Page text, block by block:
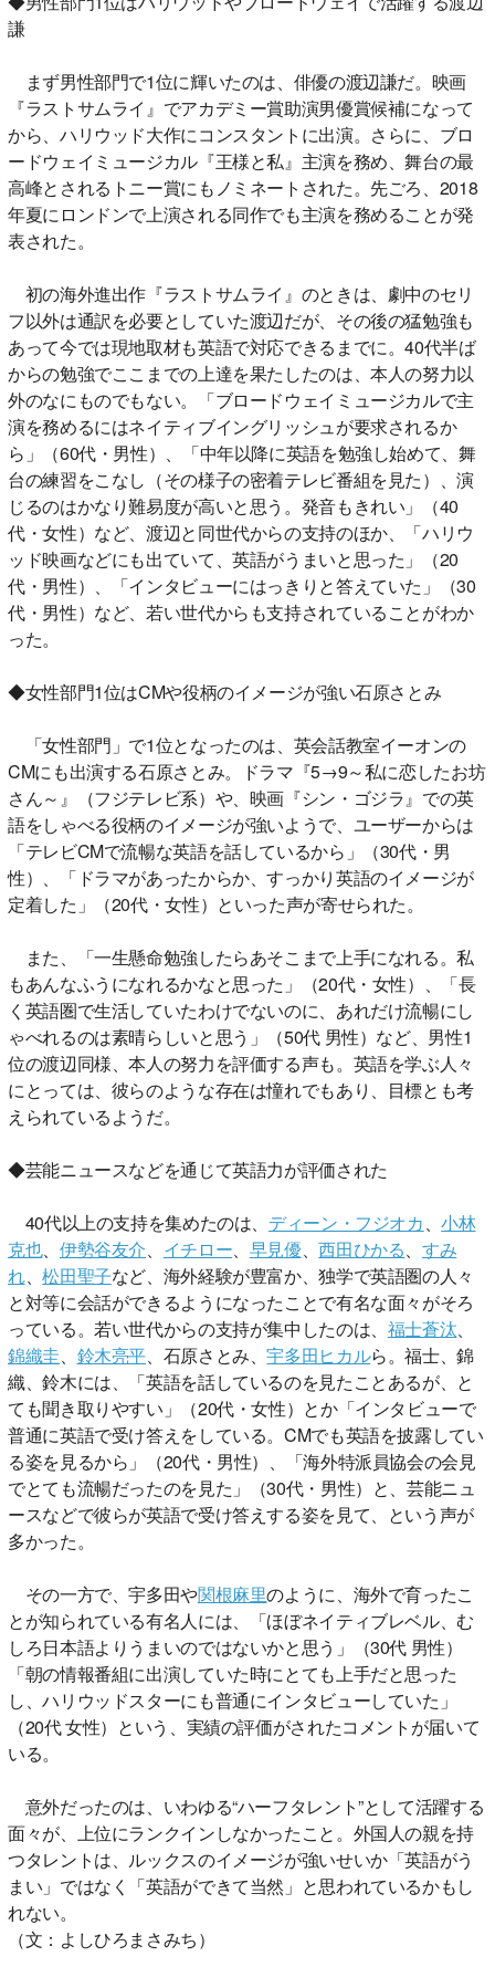
謙
まず男性部門で1位に輝いたのは、俳優の渡辺謙だ。映画
『ラストサムライ』でアカデミー賞助演男優賞候補になって
から、ハリウッド大作にコンスタントに出演。さらに、ブロ
ードウェイミュージカル『王様と私』主演を務め、舞台の最
高峰とされるトニー賞にもノミネートされた。先ごろ、2018
年夏にロンドンで上演される同作でも主演を務めることが発
表された。
初の海外進出作『ラストサムライ』のときは、劇中のセリ
フ以外は通訳を必要としていた渡辺だが、その後の猛勉強も
あって今では現地取材も英語で対応できるまでに。40代半ば
からの勉強でここまでの上達を果たしたのは、本人の努力以
外のなにものでもない。「ブロードウェイミュージカルで主
演を務めるにはネイティブイングリッシュが要求されるか
ら」（60代・男性）、「中年以降に英語を勉強し始めて、舞
台の練習をこなし（その様子の密着テレビ番組を見た）、演
じるのはかなり難易度が高いと思う。発音もきれい」（40
代・女性）など、渡辺と同世代からの支持のほか、「ハリウ
ッド映画などにも出ていて、英語がうまいと思った」（20
代・男性）、「インタビューにはっきりと答えていた」（30
代・男性）など、若い世代からも支持されていることがわか
った。
◆女性部門1位はCMや役柄のイメージが強い石原さとみ
「女性部門」で1位となったのは、英会話教室イーオンの
CMにも出演する石原さとみ。ドラマ『5→9～私に恋したお坊
さん～』（フジテレビ系）や、映画『シン・ゴジラ』での英
語をしゃべる役柄のイメージが強いようで、ユーザーからは
「テレビCMで流暢な英語を話しているから」（30代・男
性）、「ドラマがあったからか、すっかり英語のイメージが
定着した」（20代・女性）といった声が寄せられた。
また、「一生懸命勉強したらあそこまで上手になれる。私
もあんなふうになれるかなと思った」（20代・女性）、「長
く英語圏で生活していたわけでないのに、あれだけ流暢にし
ゃべれるのは素晴らしいと思う」（50代 男性）など、男性1
位の渡辺同様、本人の努力を評価する声も。英語を学ぶ人々
にとっては、彼らのような存在は憧れでもあり、目標とも考
えられているようだ。
◆芸能ニュースなどを通じて英語力が評価された
40代以上の支持を集めたのは、 ディーン・フジオカ 、小林
克也、 伊勢谷友介 イチロー 早見優、西田ひかる
すみ
れ、松田聖子など、海外経験が豊富か、独学で英語圏の人々
と対等に会話ができるようになったことで有名な面々がそろ
っている。若い世代からの支持が集中したのは、 福士蒼汰
錦織圭
鈴木亮平 、石原さとみ、宇多田ヒカルら。福士、錦
織、鈴木には、「英語を話しているのを見たことあるが、と
ても聞き取りやすい」（20代・女性）とか「インタビューで
普通に英語で受け答えをしている。CMでも英語を披露してい
る姿を見るから」（20代・男性）、「海外特派員協会の会見
でとても流暢だったのを見た」（30代・男性）と、芸能ニュ
ースなどで彼らが英語で受け答えする姿を見て、という声が
多かった。
その一方で、宇多田や関根麻里のように、海外で育ったこ
とが知られている有名人には、「ほぼネイティブレベル、む
しろ日本語よりうまいのではないかと思う」（30代 男性）
「朝の情報番組に出演していた時にとても上手だと思った
し、ハリウッドスターにも普通にインタビューしていた」
（20代 女性）という、実績の評価がされたコメントが届いて
いる。
意外だったのは、いわゆる“ハーフタレント”として活躍する
面々が、上位にランクインしなかったこと。外国人の親を持
つタレントは、ルックスのイメージが強いせいか「英語がう
まい」ではなく「英語ができて当然」と思われているかもし
れない。
（文：よしひろまさみち）